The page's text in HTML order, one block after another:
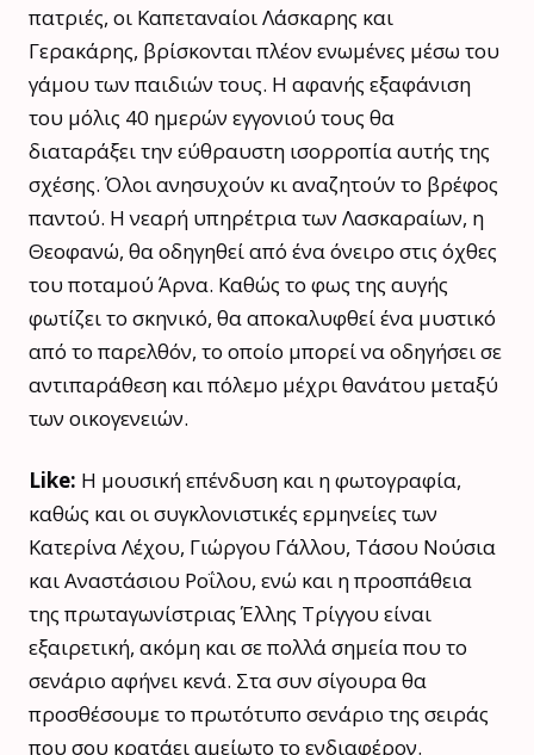
πατριές, οι Καπεταναίοι Λάσκαρης και
Γερακάρης, βρίσκονται πλέον ενωμένες μέσω του
γάμου των παιδιών τους. Η αφανής εξαφάνιση
του μόλις 40 ημερών εγγονιού τους θα
διαταράξει την εύθραυστη ισορροπία αυτής της
σχέσης. Όλοι ανησυχούν κι αναζητούν το βρέφος
παντού. Η νεαρή υπηρέτρια των Λασκαραίων, η
Θεοφανώ, θα οδηγηθεί από ένα όνειρο στις όχθες
του ποταμού Άρνα. Καθώς το φως της αυγής
φωτίζει το σκηνικό, θα αποκαλυφθεί ένα μυστικό
από το παρελθόν, το οποίο μπορεί να οδηγήσει σε
αντιπαράθεση και πόλεμο μέχρι θανάτου μεταξύ
των οικογενειών.
Like: H μουσική επένδυση και η φωτογραφία,
καθώς και οι συγκλονιστικές ερμηνείες των
Κατερίνα Λέχου, Γιώργου Γάλλου, Τάσου Νούσια
και Αναστάσιου Ροΐλου, ενώ και η προσπάθεια
της πρωταγωνίστριας Έλλης Τρίγγου είναι
εξαιρετική, ακόμη και σε πολλά σημεία που το
σενάριο αφήνει κενά. Στα συν σίγουρα θα
προσθέσουμε το πρωτότυπο σενάριο της σειράς
που σου κρατάει αμείωτο το ενδιαφέρον.